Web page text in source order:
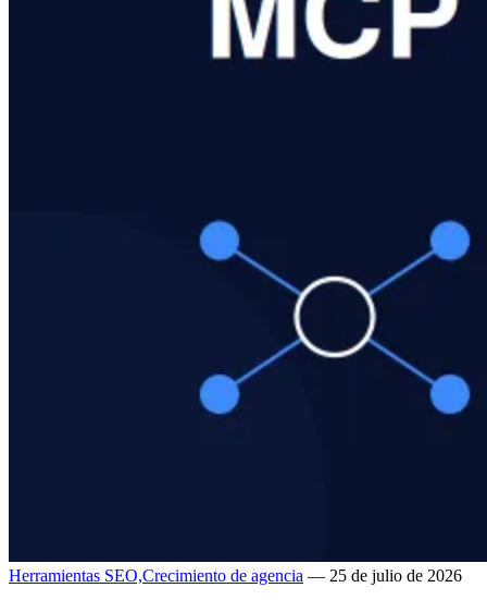
Herramientas SEO,Crecimiento de agencia — 25 de julio de 2026